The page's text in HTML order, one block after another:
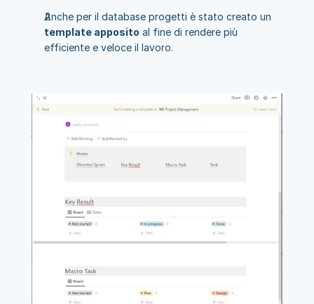
template apposito al fine di rendere più
efficiente e veloce il lavoro.